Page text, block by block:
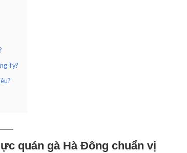
Ty?
quán gà Hà Đông chuẩn vị